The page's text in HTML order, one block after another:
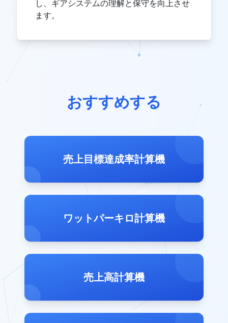
し、ギアシステムの理解と保守を向上させ
ます。
おすすめする
売上目標達成率計算機
ワットパーキロ計算機
売上高計算機